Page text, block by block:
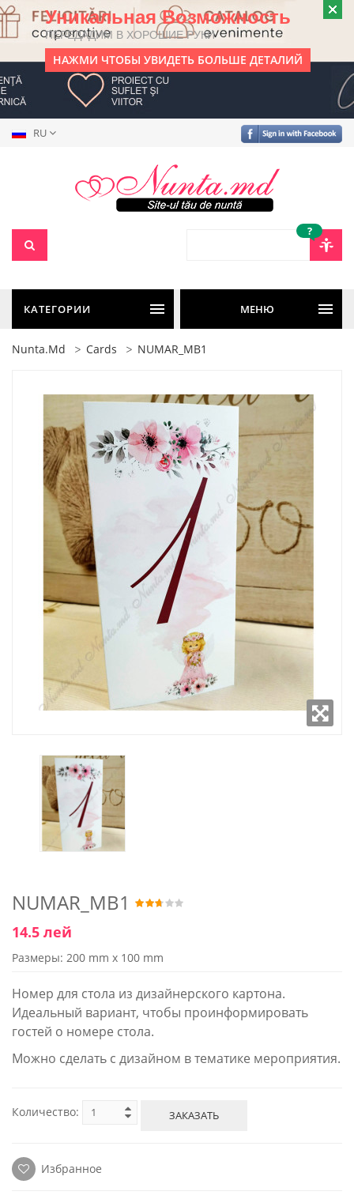
Уникальная Возможность
ПЕРЕДАДИМ В ХОРОШИЕ РУКИ
НАЖМИ ЧТОБЫ УВИДЕТЬ БОЛЬШЕ ДЕТАЛИЙ
RU
?
КАТЕГОРИИ МЕНЮ
Nunta.md Cards NUMAR_MB1
NUMAR_MB1
14.5 лей
Размеры: 200 mm x 100 mm
Номер для стола из дизайнерского картона.
Идеальный вариант, чтобы проинформировать
гостей о номере стола.
Можно сделать с дизайном в тематике мероприятия.
Количество: ЗАКАЗАТЬ
Избранное